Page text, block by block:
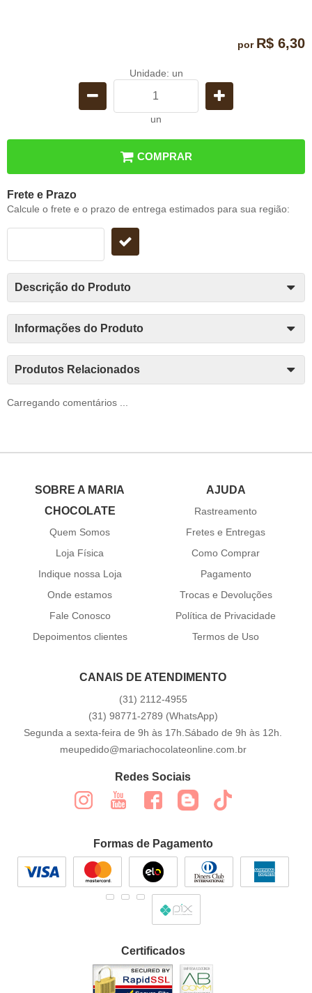
por R$ 6,30
Unidade: un
un
COMPRAR
Frete e Prazo
Calcule o frete e o prazo de entrega estimados para sua região:
Descrição do Produto
Informações do Produto
Produtos Relacionados
Carregando comentários ...
SOBRE A MARIA
CHOCOLATE
Quem Somos
Loja Física
Indique nossa Loja
Onde estamos
Fale Conosco
Depoimentos clientes
AJUDA
Rastreamento
Fretes e Entregas
Como Comprar
Pagamento
Trocas e Devoluções
Política de Privacidade
Termos de Uso
CANAIS DE ATENDIMENTO
(31) 2112-4955
(31) 98771-2789 (WhatsApp)
Segunda a sexta-feira de 9h às 17h.Sábado de 9h às 12h.
meupedido@mariachocolateonline.com.br
Redes Sociais
Formas de Pagamento
Certificados